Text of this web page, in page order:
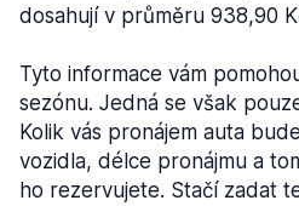
dosahují v průměru 938,90
Tyto informace vám
sezónu. Jedná se však
Kolik vás pronájem auta
vozidla, délce pronájmu a
ho rezervujete. Stačí zadat